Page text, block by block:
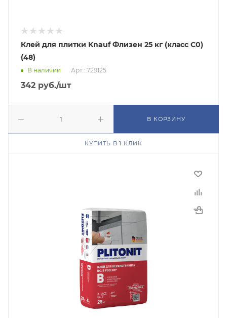
Клей для плитки Knauf Флизен 25 кг (класс C0)
(48)
В наличии Арт.: 729125
342 руб./шт
В КОРЗИНУ
КУПИТЬ В 1 КЛИК